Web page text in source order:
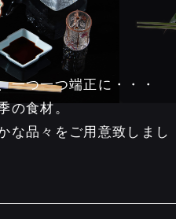
一つ一つ端正に・・・
の食材。
な品々をご用意致しまし